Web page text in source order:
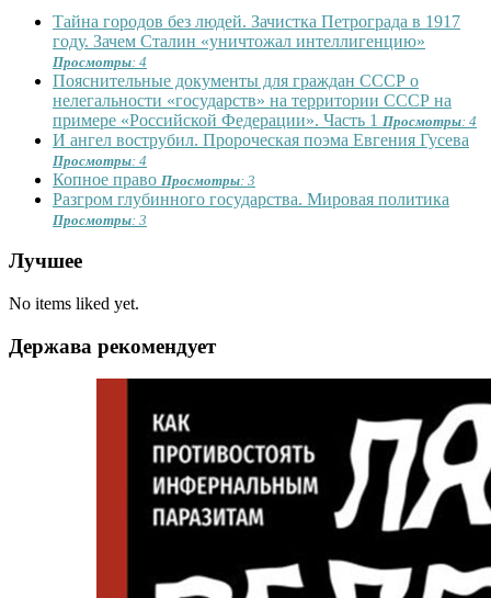
Тайна городов без людей. Зачистка Петрограда в 1917
году. Зачем Сталин «уничтожал интеллигенцию»
Просмотры: 4
Пояснительные документы для граждан СССР о
нелегальности «государств» на территории СССР на
примере «Российской Федерации». Часть 1 Просмотры: 4
И ангел вострубил. Пророческая поэма Евгения Гусева
Просмотры: 4
Копное право Просмотры: 3
Разгром глубинного государства. Мировая политика
Просмотры: 3
Лучшее
No items liked yet.
Держава рекомендует